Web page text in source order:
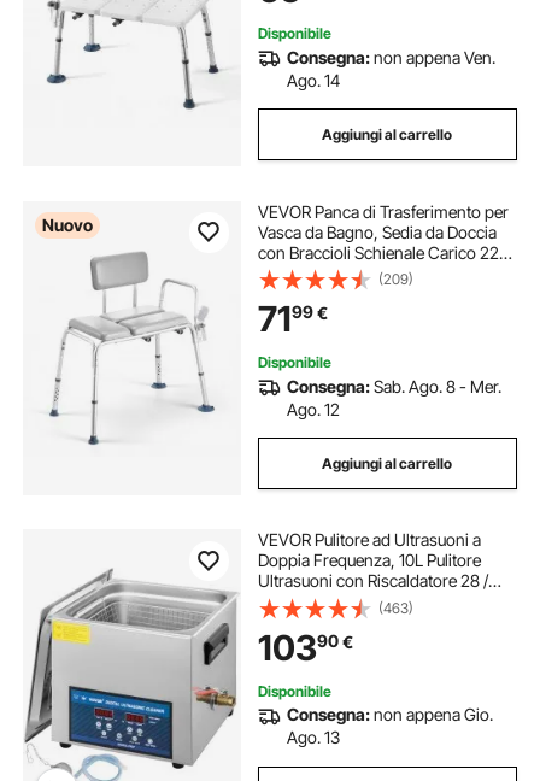
Disponibile
Consegna:non appena Ven.
Ago. 14
Aggiungi al carrello
Nuovo
VEVOR Panca di Trasferimento per
Vasca da Bagno, Sedia da Doccia
con Braccioli Schienale Carico 227
kg Altezza Regolabile per Anziani
Pazienti, Panca per Vasca da Bagno
Mobilità Doccia Antiscivolo
(209)
7199€
Disponibile
Consegna:Sab. Ago. 8 - Mer.
Ago. 12
Aggiungi al carrello
VEVOR Pulitore ad Ultrasuoni a
Doppia Frequenza, 10L Pulitore
Ultrasuoni con Riscaldatore 28 /
40KHz, Macchina per la Pulizia in
Acciaio Inossidabile, per Parti di
Gioielli, Occhiali, Denture ecc.
(463)
10390€
Disponibile
Consegna:non appena Gio.
Ago. 13